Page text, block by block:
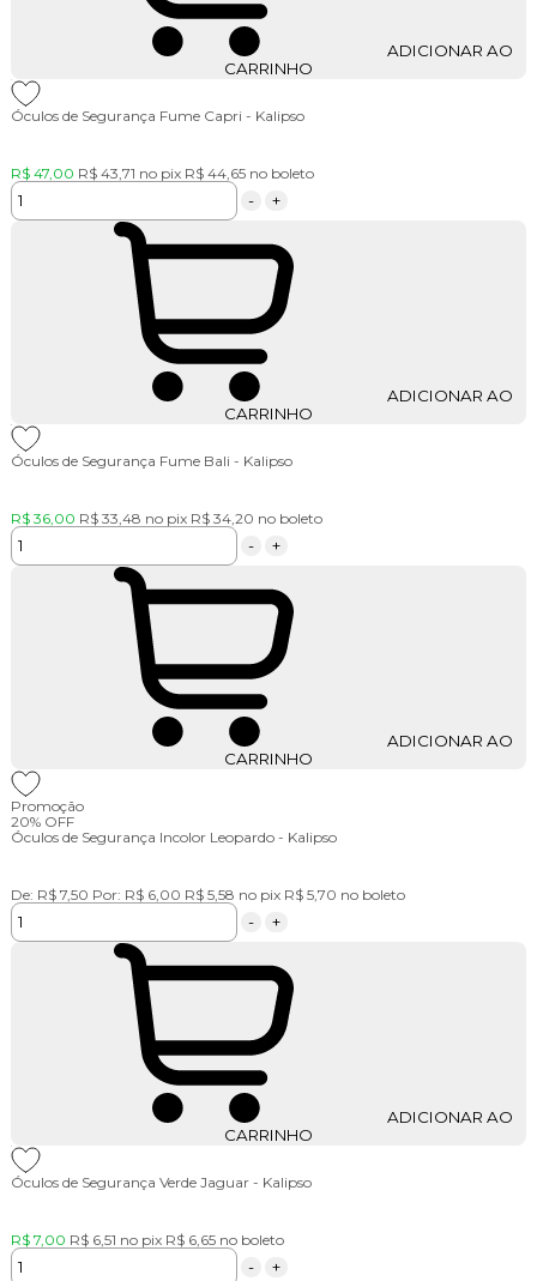
CARRINHO
Óculos de Segurança Fume Capri - Kalipso
R$ 47,00 R$ 43,71 no pix R$ 44,65 no boleto
- +
CARRINHO
Óculos de Segurança Fume Bali - Kalipso
R$ 36,00 R$ 33,48 no pix R$ 34,20 no boleto
- +
CARRINHO
Promoção
20% OFF
Óculos de Segurança Incolor Leopardo - Kalipso
De: R$ 7,50 Por: R$ 6,00 R$ 5,58 no pix R$ 5,70 no boleto
- +
CARRINHO
Óculos de Segurança Verde Jaguar - Kalipso
R$ 7,00 R$ 6,51 no pix R$ 6,65 no boleto
- +